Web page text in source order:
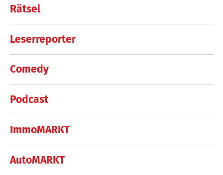
Rätsel
Leserreporter
Comedy
Podcast
ImmoMARKT
AutoMARKT